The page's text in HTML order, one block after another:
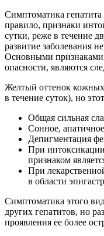
Симптоматика
правило, признаки
сутки, реже в течение
развитие заболевания
Основными
опасности, являются
Желтый оттенок кожных
в течение суток), но
Общая сильная
Сонное,
Депигментация
При
признаком
При
в области
Симптоматика этого
других гепатитов, но
проявления ее более